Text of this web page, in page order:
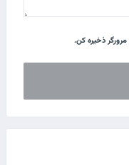
مرورگر ذخیره کن.